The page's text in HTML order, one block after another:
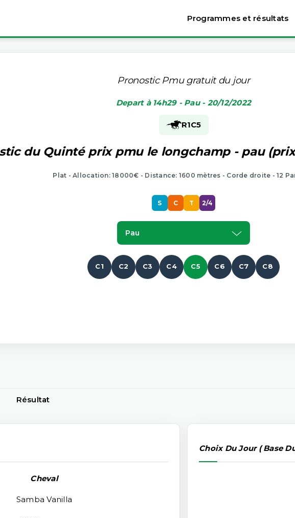
Programmes et résultats
Pronostic Pmu gratuit du jour
Depart à 14h29 - Pau - 20/12/2022
R1C5
du Quinté prix pmu le longchamp - pau
Plat - Allocation: 18000€ - Distance: 1600 mètres - Corde droite - 12
S C T 2/4
Pau
C1 C2 C3 C4 C5 C6 C7 C8
Résultat
Cheval
Samba Vanilla
Choix Du Jour ( Base